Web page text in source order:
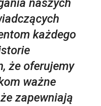
naszych
każdego
że oferujemy
ważne
zapewniają